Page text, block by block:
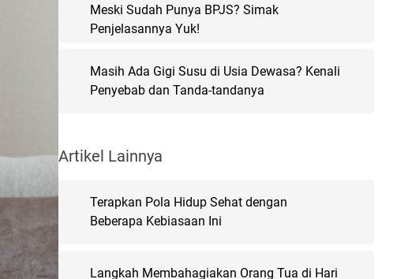
Meski Sudah Punya BPJS? Simak
Penjelasannya Yuk!
Masih Ada Gigi Susu di Usia Dewasa? Kenali
Penyebab dan Tanda-tandanya
Artikel Lainnya
Terapkan Pola Hidup Sehat dengan
Beberapa Kebiasaan Ini
Langkah Membahagiakan Orang Tua di Hari